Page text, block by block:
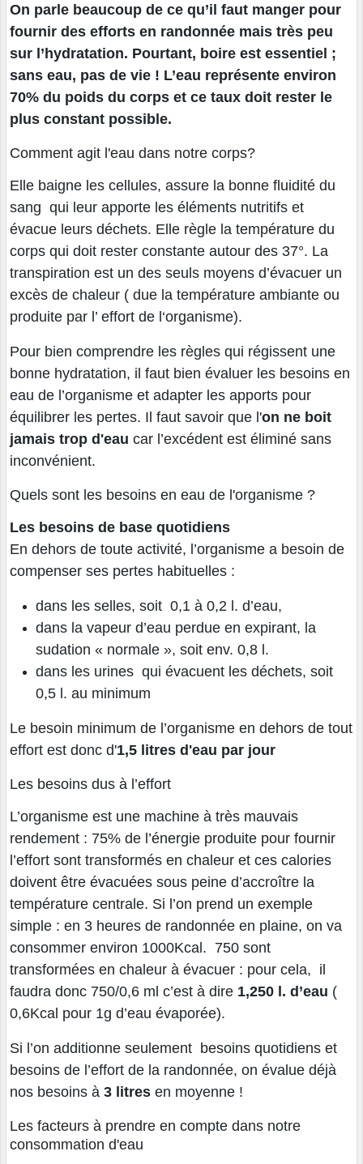
On parle beaucoup de ce qu’il faut manger pour
fournir des efforts en randonnée mais très peu
sur l’hydratation. Pourtant, boire est essentiel ;
sans eau, pas de vie ! L’eau représente environ
70% du poids du corps et ce taux doit rester le
plus constant possible.
Comment agit l'eau dans notre corps?
Elle baigne les cellules, assure la bonne fluidité du
sang qui leur apporte les éléments nutritifs et
évacue leurs déchets. Elle règle la température du
corps qui doit rester constante autour des 37°. La
transpiration est un des seuls moyens d’évacuer un
excès de chaleur ( due la température ambiante ou
produite par l’ effort de l‘organisme).
Pour bien comprendre les règles qui régissent une
bonne hydratation, il faut bien évaluer les besoins en
eau de l’organisme et adapter les apports pour
équilibrer les pertes. Il faut savoir que l'on ne boit
jamais trop d'eau car l’excédent est éliminé sans
inconvénient.
Quels sont les besoins en eau de l'organisme ?
Les besoins de base quotidiens
En dehors de toute activité, l’organisme a besoin de
compenser ses pertes habituelles :
dans les selles, soit 0,1 à 0,2 l. d’eau,
dans la vapeur d’eau perdue en expirant, la
sudation « normale », soit env. 0,8 l.
dans les urines qui évacuent les déchets, soit
0,5 l. au minimum
Le besoin minimum de l’organisme en dehors de tout
effort est donc d'1,5 litres d'eau par jour
Les besoins dus à l’effort
L’organisme est une machine à très mauvais
rendement : 75% de l’énergie produite pour fournir
l’effort sont transformés en chaleur et ces calories
doivent être évacuées sous peine d’accroître la
température centrale. Si l’on prend un exemple
simple : en 3 heures de randonnée en plaine, on va
consommer environ 1000Kcal. 750 sont
transformées en chaleur à évacuer : pour cela, il
faudra donc 750/0,6 ml c’est à dire 1,250 l. d’eau (
0,6Kcal pour 1g d’eau évaporée).
Si l’on additionne seulement besoins quotidiens et
besoins de l’effort de la randonnée, on évalue déjà
nos besoins à 3 litres en moyenne !
Les facteurs à prendre en compte dans notre
consommation d'eau